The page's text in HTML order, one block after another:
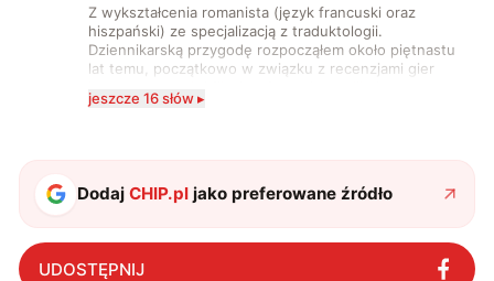
Z wykształcenia romanista (język francuski oraz
hiszpański) ze specjalizacją z traduktologii.
Dziennikarską przygodę rozpocząłem około piętnastu
lat temu, początkowo w związku z recenzjami gier
komputerowych i filmów. Obecnie publikuję
zdecydowanie częściej na tematy związane z nauką
także uprawiać oraz oglądać sport.
jeszcze 16 słów ▸
DodajCHIP.pl jako preferowane źródło
UDOSTĘPNIJ